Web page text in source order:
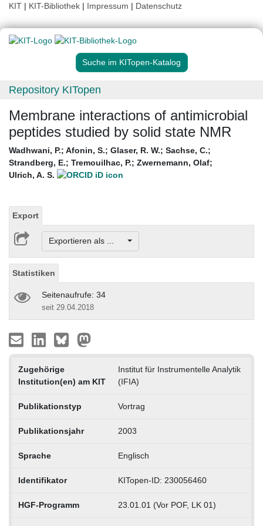
KIT | KIT-Bibliothek | Impressum | Datenschutz
Suche im KITopen-Katalog
Repository KITopen
Membrane interactions of antimicrobial
peptides studied by solid state NMR
Wadhwani, P.; Afonin, S.; Glaser, R. W.; Sachse, C.;
Strandberg, E.; Tremouilhac, P.; Zwernemann, Olaf;
Ulrich, A. S.
Export
Exportieren als ...
Statistiken
Seitenaufrufe: 34
seit 29.04.2018
Zugehörige
Institution(en) am KIT
Institut für Instrumentelle Analytik
(IFIA)
Publikationstyp Vortrag
Publikationsjahr 2003
Sprache Englisch
Identifikator KITopen-ID: 230056460
HGF-Programm 23.01.01 (Vor POF, LK 01)